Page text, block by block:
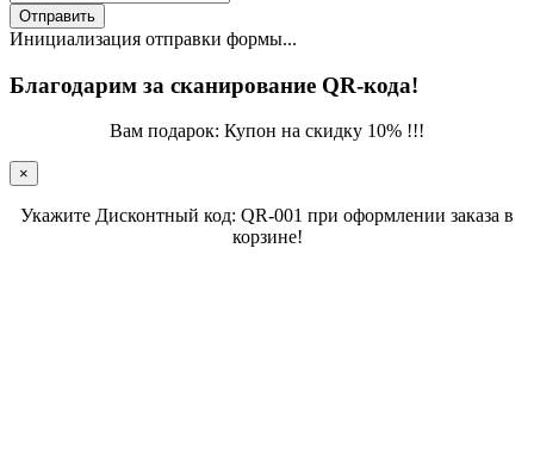
Отправить
Инициализация отправки формы...
Благодарим за сканирование QR-кода!
Вам подарок: Купон на скидку 10% !!!
×
Укажите Дисконтный код: QR-001 при оформлении заказа в
корзине!